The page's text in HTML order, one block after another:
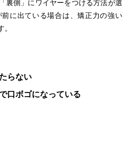
裏側」にワイヤーをつける方法が選
に出ている場合は、矯正力の強い
らない
口ボゴになっている